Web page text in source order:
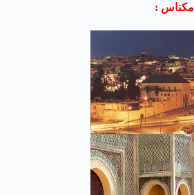
مكناس :